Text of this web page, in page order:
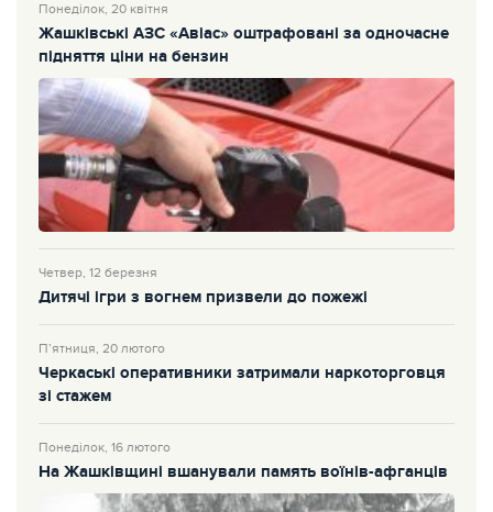
Понеділок, 20 квітня
Жашківські АЗС «Авіас» оштрафовані за одночасне
підняття ціни на бензин
Четвер, 12 березня
Дитячі ігри з вогнем призвели до пожежі
П’ятниця, 20 лютого
Черкаські оперативники затримали наркоторговця
зі стажем
Понеділок, 16 лютого
На Жашківщині вшанували память воїнів-афганців